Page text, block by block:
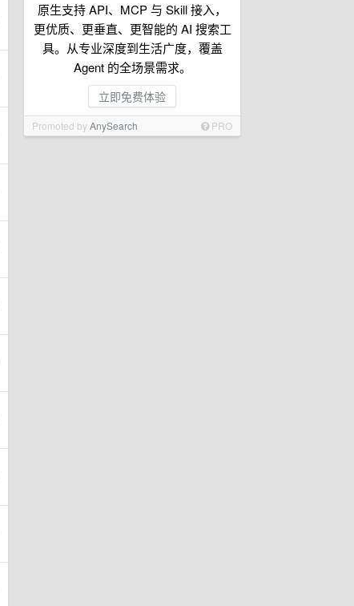
原生支持 API、MCP 与 Skill 接入，
更优质、更垂直、更智能的 AI 搜索工
具。从专业深度到生活广度，覆盖
Agent 的全场景需求。
立即免费体验
Promoted byAnySearch PRO